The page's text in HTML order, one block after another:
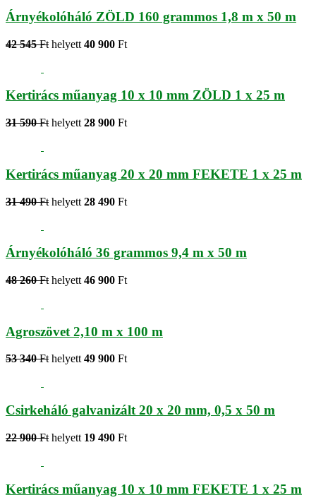
Árnyékolóháló ZÖLD 160 grammos 1,8 m x 50 m
42 545 Ft helyett 40 900 Ft
Kertirács műanyag 10 x 10 mm ZÖLD 1 x 25 m
31 590 Ft helyett 28 900 Ft
Kertirács műanyag 20 x 20 mm FEKETE 1 x 25 m
31 490 Ft helyett 28 490 Ft
Árnyékolóháló 36 grammos 9,4 m x 50 m
48 260 Ft helyett 46 900 Ft
Agroszövet 2,10 m x 100 m
53 340 Fthelyett49 900 Ft
Csirkeháló galvanizált 20 x 20 mm, 0,5 x 50 m
22 900 Ft helyett 19 490 Ft
Kertirács műanyag 10 x 10 mm FEKETE 1 x 25 m